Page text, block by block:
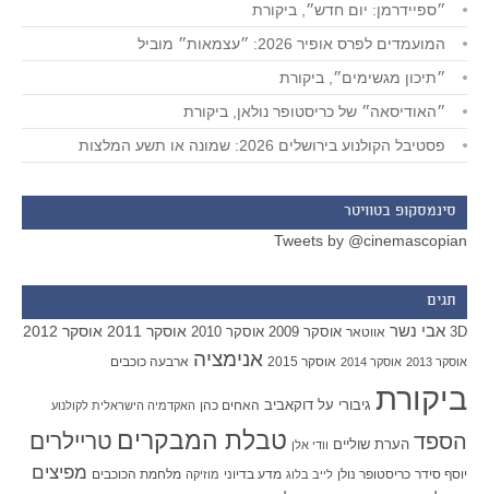
״ספיידרמן: יום חדש״, ביקורת
המועמדים לפרס אופיר 2026: ״עצמאות״ מוביל
״תיכון מגשימים״, ביקורת
״האודיסאה״ של כריסטופר נולאן, ביקורת
פסטיבל הקולנוע בירושלים 2026: שמונה או תשע המלצות
סינמסקופ בטוויטר
Tweets by @cinemascopian
תגים
3D אבי נשר אווטאר אוסקר 2009 אוסקר 2010 אוסקר 2011 אוסקר 2012
אוסקר 2013 אוסקר 2014 אוסקר 2015 אנימציה ארבעה כוכבים
ביקורת גיבורי על דוקאביב האחים כהן האקדמיה הישראלית לקולנוע
הספד הערת שוליים וודי אלן טבלת המבקרים טריילרים
יוסף סידר כריסטופר נולן לייב בלוג מדע בדיוני מוזיקה מלחמת הכוכבים מפיצים